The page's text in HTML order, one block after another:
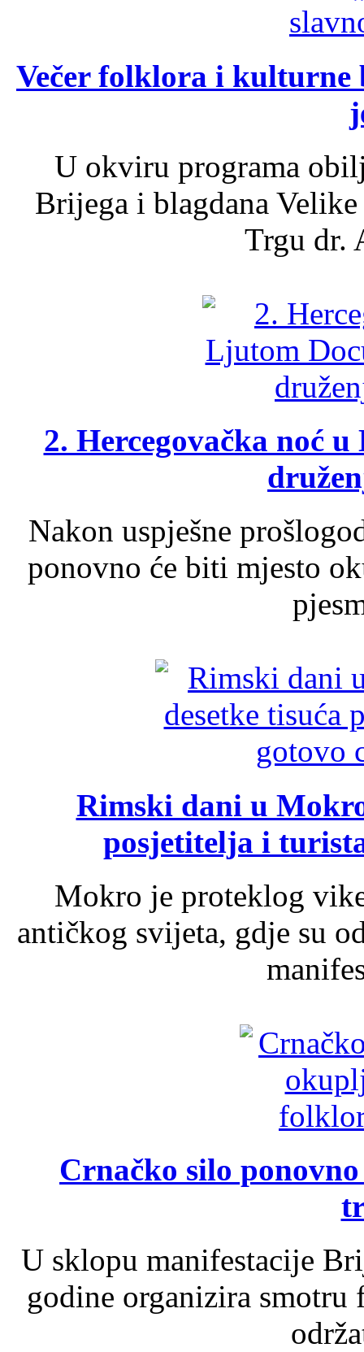
Večer folklora i kulturne
U okviru programa
Brijega i blagdana
Trgu dr.
2. Hercegovačka noć
Nakon uspješne
ponovno će biti mjesto
Rimski dani u
posjetitelja i
Mokro je proteklog
antičkog svijeta, gdje su
Crnačko silo
U sklopu manifestacije
godine organizira